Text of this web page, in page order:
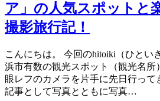
ア」の人気スポットと
撮影旅行記！
こんにちは。 今回のhitoiki（ひとい
浜市有数の観光スポット（観光名所
眼レフのカメラを片手に先日行って
記事として写真とともに写真…